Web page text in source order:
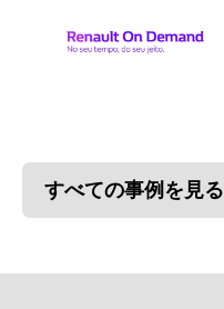
すべての事例を見る